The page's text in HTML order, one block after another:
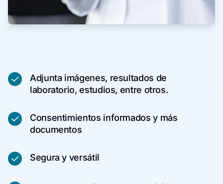
Adjunta imágenes, resultados de
laboratorio, estudios, entre otros.
Consentimientos informados y más
documentos
Segura y versátil